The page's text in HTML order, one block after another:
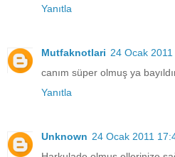
Yanıtla
Mutfaknotlari 24 Ocak
canım süper olmuş ya
Yanıtla
Unknown 24 Ocak 2011